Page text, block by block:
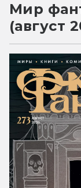
Мир
(август